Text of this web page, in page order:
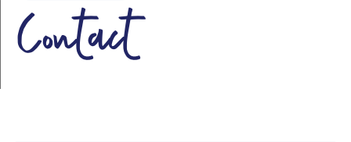
Contact